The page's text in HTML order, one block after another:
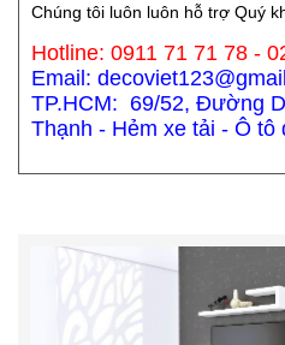
Chúng tôi luôn luôn hỗ trợ Quý
Hotline: 0911 71 71 78 -
Email:
TP.HCM: 69/52, Đường
Thạnh - Hẻm xe tải - Ô tô